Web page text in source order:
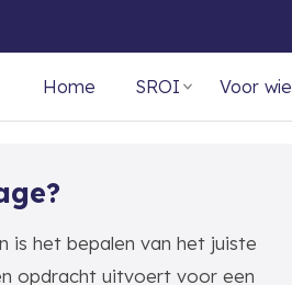
Home SROI Voor wie
is het bepalen van het juiste
opdracht uitvoert voor een